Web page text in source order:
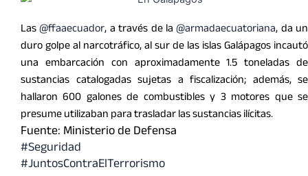
Las@ffaaecuador, a través de la@armadaecuatoriana, da un
duro golpe al narcotráfico, al sur de las islas Galápagos incautó
una embarcación con aproximadamente 1.5 toneladas de
sustancias catalogadas sujetas a fiscalización; además, se
hallaron 600 galones de combustibles y 3 motores que se
presume utilizaban para trasladar las sustancias ilícitas.
Fuente: Ministerio de Defensa
#Seguridad
#JuntosContraElTerrorismo